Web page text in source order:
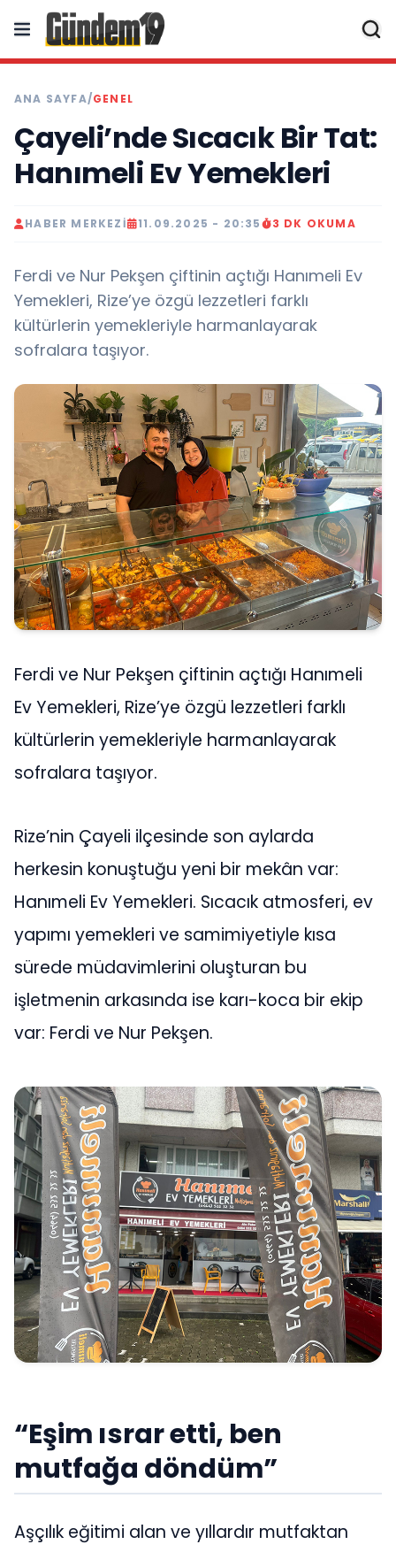
ANA SAYFA/GENEL
Çayeli’nde Sıcacık Bir Tat:
Hanımeli Ev Yemekleri
HABER MERKEZI 11.09.2025 - 20:35 3 DK OKUMA
Ferdi ve Nur Pekşen çiftinin açtığı Hanımeli Ev
Yemekleri, Rize’ye özgü lezzetleri farklı
kültürlerin yemekleriyle harmanlayarak
sofralara taşıyor.
Ferdi ve Nur Pekşen çiftinin açtığı Hanımeli
Ev Yemekleri, Rize’ye özgü lezzetleri farklı
kültürlerin yemekleriyle harmanlayarak
sofralara taşıyor.
Rize’nin Çayeli ilçesinde son aylarda
herkesin konuştuğu yeni bir mekân var:
Hanımeli Ev Yemekleri. Sıcacık atmosferi, ev
yapımı yemekleri ve samimiyetiyle kısa
sürede müdavimlerini oluşturan bu
işletmenin arkasında ise karı-koca bir ekip
var: Ferdi ve Nur Pekşen.
“Eşim ısrar etti, ben
mutfağa döndüm”
Aşçılık eğitimi alan ve yıllardır mutfaktan